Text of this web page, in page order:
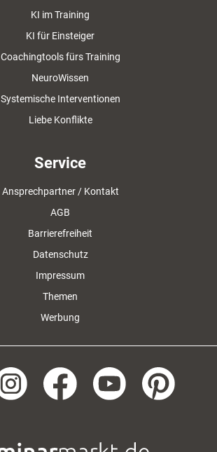
KI im Training
KI für Einsteiger
Coachingtools fürs Training
NeuroWissen
Systemische Interventionen
Liebe Konflikte
Service
Ansprechpartner / Kontakt
AGB
Barrierefreiheit
Datenschutz
Impressum
Themen
Werbung